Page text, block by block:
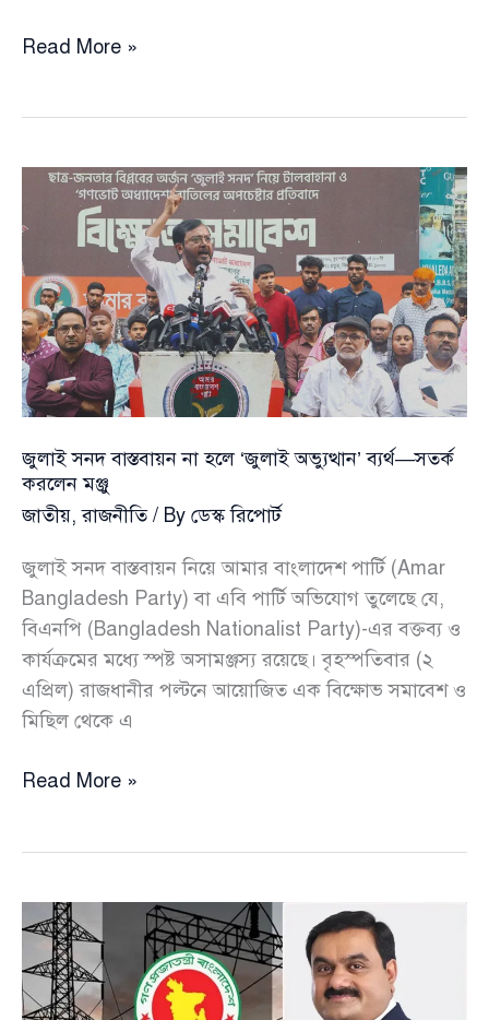
‘জাস্টিস
নতুন
রাজনৈতিক
বার্তায়
মাঠে
নামলেন
নাঈম
আহমাদ
Read More »
জুলাই সনদ বাস্তবায়ন না হলে ‘জুলাই অভ্যুত্থান’ ব্যর্থ—সতর্ক
করলেন মঞ্জু
জাতীয়,রাজনীতি/ By ডেস্ক রিপোর্ট
জুলাই সনদ বাস্তবায়ন নিয়ে আমার বাংলাদেশ পার্টি (Amar
Bangladesh Party) বা এবি পার্টি অভিযোগ তুলেছে যে,
বিএনপি (Bangladesh Nationalist Party)-এর বক্তব্য ও
কার্যক্রমের মধ্যে স্পষ্ট অসামঞ্জস্য রয়েছে। বৃহস্পতিবার (২
এপ্রিল) রাজধানীর পল্টনে আয়োজিত এক বিক্ষোভ সমাবেশ ও
মিছিল থেকে এ
জুলাই
হলে
‘জুলাই
অভ্যুত্থান’
ব্যর্থ
Read More »